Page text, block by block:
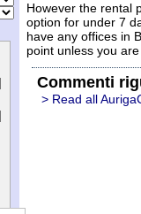
However the rental
option for under 7
have any offices in
point unless you
Commenti
> Read all